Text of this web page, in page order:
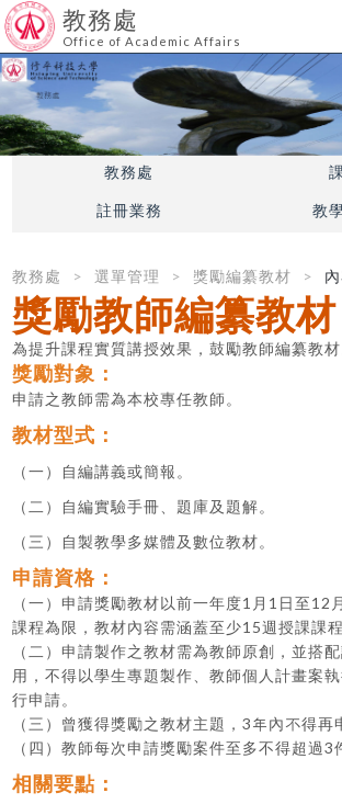
教務處
Office of Academic Affairs
教務處
註冊業務 教
教務處 選單管理 獎勵編纂教材
獎勵教師編纂教材
為提升課程實質講授效果，鼓勵教師編纂教材
獎勵對象：
申請之教師需為本校專任教師。
教材型式：
（一）自編講義或簡報。
（二）自編實驗手冊、題庫及題解。
（三）自製教學多媒體及數位教材。
申請資格：
（一）申請獎勵教材以前一年度1月1日至12
課程為限，教材內容需涵蓋至少15週授課課程
（二）申請製作之教材需為教師原創，並搭
用，不得以學生專題製作、教師個人計畫案
行申請。
（三）曾獲得獎勵之教材主題，3年內不得再
（四）教師每次申請獎勵案件至多不得超過3
相關要點：